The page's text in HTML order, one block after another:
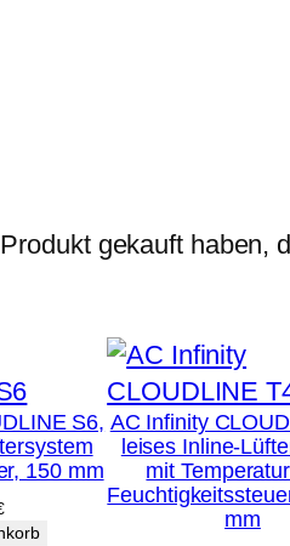
gekauft haben,
S6,
150 mm
AC Infinity
leises Inline-
mit
mm